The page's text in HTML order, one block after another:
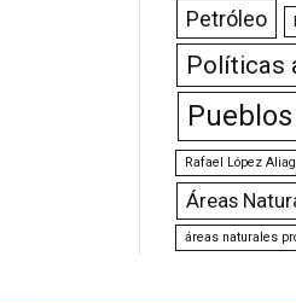
Petróleo
Políticas
Rafael López
Áreas
áreas naturales